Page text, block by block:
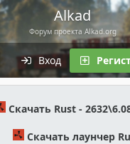
Alkad
Форум проекта Alkad.org
Вход
Скачать Rust -
Скачать лаунчер